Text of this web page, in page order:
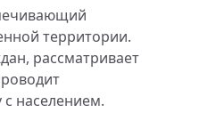
территории.
рассматривает
населением.